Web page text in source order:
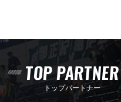
TOP PARTNER
トップパートナー